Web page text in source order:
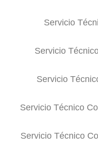
Servicio
Servicio
Servicio
Servicio Técnico
Servicio Técnico